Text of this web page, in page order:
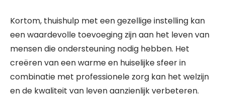
Kortom, thuishulp met een gezellige instelling kan
een waardevolle toevoeging zijn aan het leven van
mensen die ondersteuning nodig hebben. Het
creëren van een warme en huiselijke sfeer in
combinatie met professionele zorg kan het welzijn
en de kwaliteit van leven aanzienlijk verbeteren.